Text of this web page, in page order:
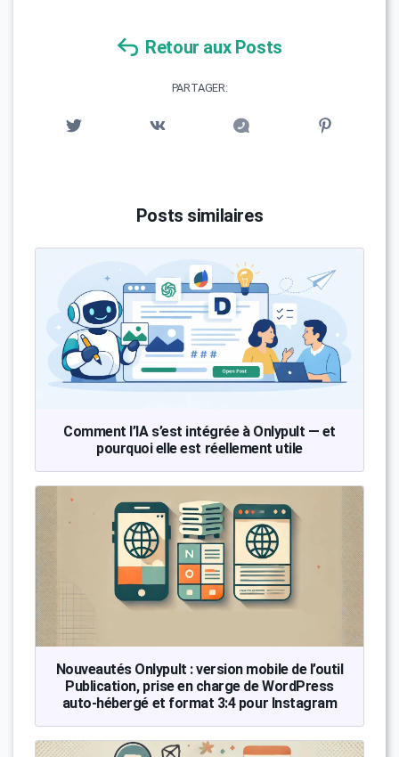
Retour aux Posts
PARTAGER:
Posts similaires
Comment l’IA s’est intégrée à Onlypult — et
pourquoi elle est réellement utile
Nouveautés Onlypult : version mobile de l’outil
Publication, prise en charge de WordPress
auto-hébergé et format 3:4 pour Instagram